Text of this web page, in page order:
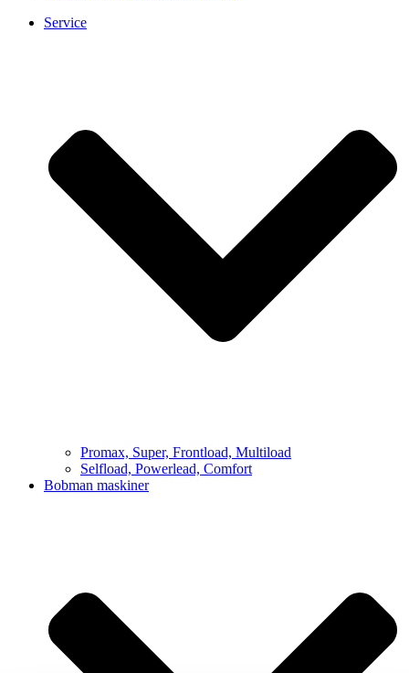
Service
Promax, Super, Frontload, Multiload
Selfload, Powerlead, Comfort
Bobman maskiner